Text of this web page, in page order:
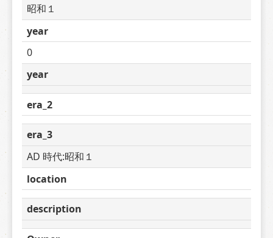
昭和１
year
0
year
era_2
era_3
AD 時代:昭和１
location
description